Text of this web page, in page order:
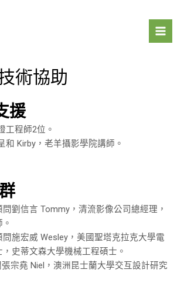
術協助
援
工程師2位。
和 Kirby，老羊攝影學院講師。
劉信言 Tommy，清流影像公司總經理，
施宏威 Wesley，美國聖塔克拉克大學電
史蒂文森大學機械工程碩士。
宗堯 Niel，澳洲昆士蘭大學交互設計研究